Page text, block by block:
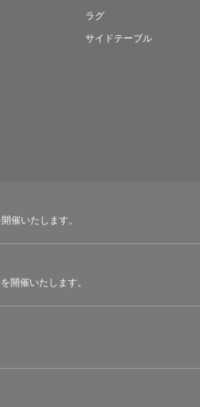
ラグ
サイドテーブル
催いたします。
開催いたします。